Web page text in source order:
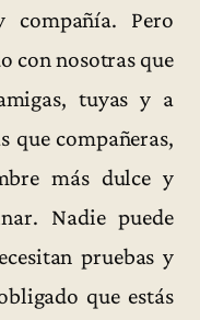
compañía. Pero
con nosotras que
tuyas y a
que compañeras,
más dulce y
Nadie puede
pruebas y
que estás